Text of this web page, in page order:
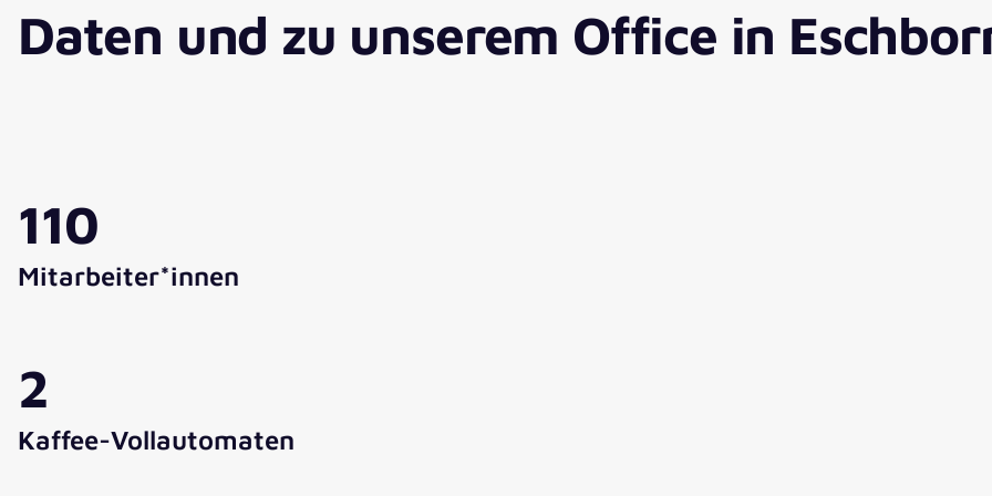
Daten und zu unserem Office in
110
Mitarbeiter*innen
2
Kaffee-Vollautomaten